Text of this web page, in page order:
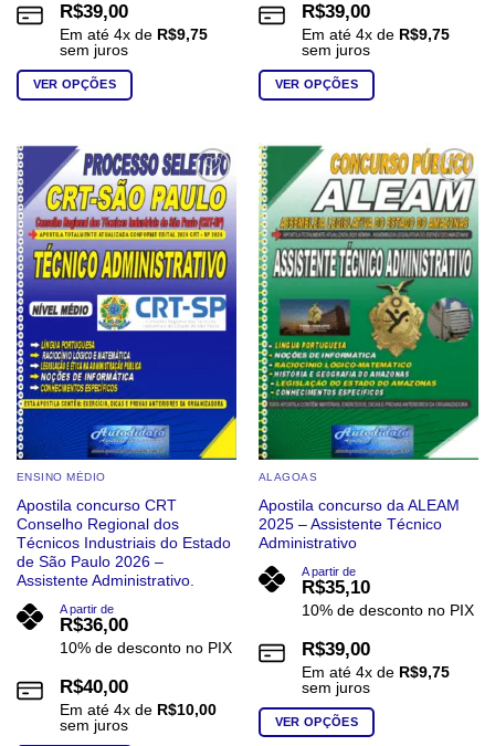
R$39,00
Em até 4x de R$9,75
sem juros
VER OPÇÕES
tem
várias
variantes.
As
opções
podem
ser
escolhidas
na
página
do
produto
R$39,00
Em até 4x de R$9,75
sem juros
VER OPÇÕES
tem
várias
variantes.
As
opções
podem
ser
escolhidas
na
página
do
produto
Add to
wishlist
ENSINO MÉDIO
Apostila concurso CRT
Conselho Regional dos
Técnicos Industriais do Estado
de São Paulo 2026 –
Assistente Administrativo.
A partir de
R$36,00
10% de desconto no PIX
R$40,00
Em até 4x de R$10,00
sem juros
Add to
wishlist
ALAGOAS
Apostila concurso da ALEAM
2025 – Assistente Técnico
Administrativo
A partir de
R$35,10
10% de desconto no PIX
R$39,00
Em até 4x de R$9,75
sem juros
VER OPÇÕES